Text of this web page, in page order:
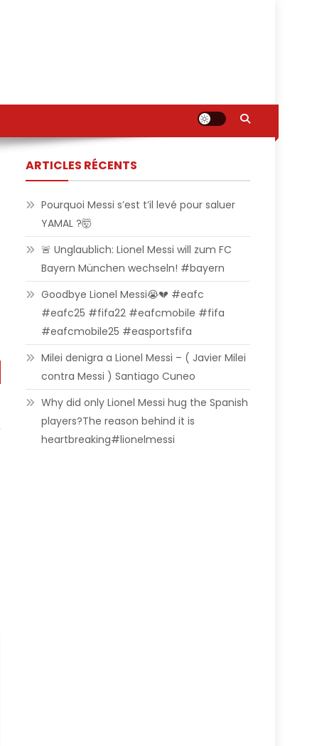
ARTICLES RÉCENTS
Pourquoi Messi s’est t’il levé pour saluer
YAMAL ?🤯
🚨 Unglaublich: Lionel Messi will zum FC
Bayern München wechseln! #bayern
Goodbye Lionel Messi😭💔 #eafc
#eafc25 #fifa22 #eafcmobile #fifa
#eafcmobile25 #easportsfifa
Milei denigra a Lionel Messi – ( Javier Milei
contra Messi ) Santiago Cuneo
Why did only Lionel Messi hug the Spanish
players?The reason behind it is
heartbreaking#lionelmessi